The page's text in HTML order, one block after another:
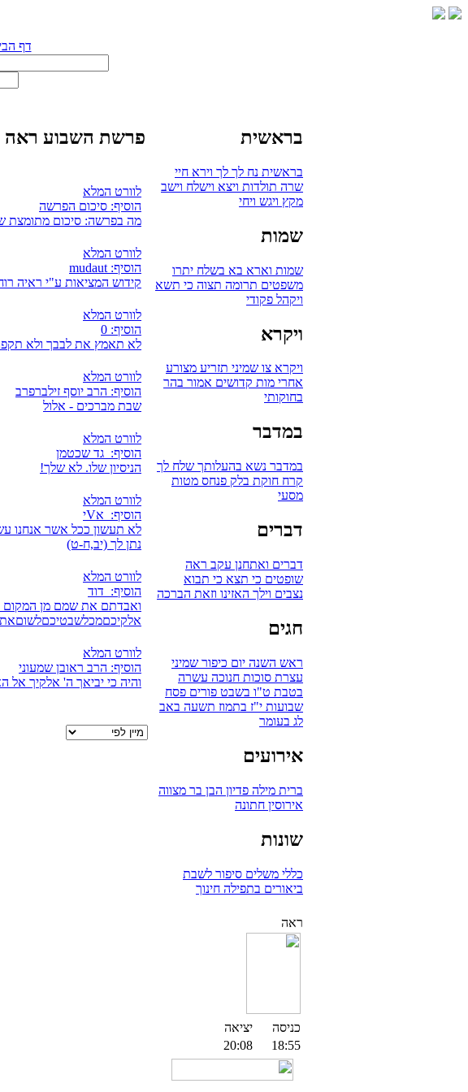
דף
בראשית
בראשית נח לך לך וירא חיי
שרה תולדות ויצא וישלח וישב
מקץ ויגש ויחי
שמות
שמות וארא בא בשלח יתרו
משפטים תרומה תצוה כי תשא
ויקהל פקודי
ויקרא
ויקרא צו שמיני תזריע מצורע
אחרי מות קדושים אמור בהר
בחוקותי
במדבר
במדבר נשא בהעלותך שלח לך
קרח חוקת בלק פנחס מטות
מסעי
דברים
דברים ואתחנן עקב ראה
שופטים כי תצא כי תבוא
נצבים וילך האזינו וזאת הברכה
חגים
ראש השנה יום כיפור שמיני
עצרת סוכות חנוכה עשרה
בטבת ט"ו בשבט פורים פסח
שבועות י"ז בתמוז תשעה באב
לג בעומר
אירועים
ברית מילה פדיון הבן בר מצווה
אירוסין חתונה
שונות
כללי משלים סיפור לשבת
ביאורים בתפילה חינוך
ראה
כניסה
יציאה
18:55
20:08
פרשת השבוע ראה
לוורט המלא
הוסיף: סיכום הפרשה
מה בפרשה: סיכום מתומצת
לוורט המלא
הוסיף: mudaut
קידוש המציאות ע"י ראיה
לוורט המלא
הוסיף: 0
לא תאמץ את לבבך ולא
לוורט המלא
הוסיף: הרב יוסף זילברפרב
שבת מברכים - אלול
לוורט המלא
הוסיף: גד שכטמן
הניסיון שלו. לא שלך!
לוורט המלא
הוסיף: אVי
לא תעשון ככל אשר אנחנו
נתן לך (יב,ח-ט)
לוורט המלא
הוסיף: דוד
ואבדתם את שמם מן המקום
לוורט המלא
הוסיף: הרב ראובן שמעוני
והיה כי יביאך ה' אלקיך